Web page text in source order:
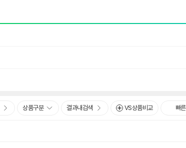
상품구분 결과내검색 VS상품비교 빠